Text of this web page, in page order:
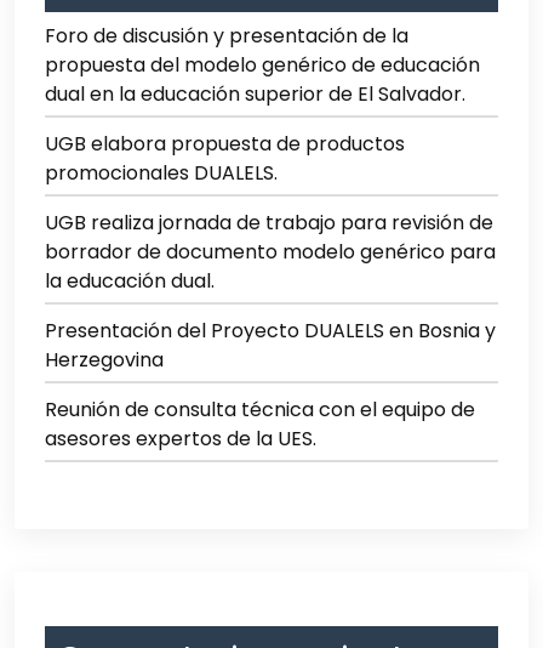
Foro de discusión y presentación de la
propuesta del modelo genérico de educación
dual en la educación superior de El Salvador.
UGB elabora propuesta de productos
promocionales DUALELS.
UGB realiza jornada de trabajo para revisión de
borrador de documento modelo genérico para
la educación dual.
Presentación del Proyecto DUALELS en Bosnia y
Herzegovina
Reunión de consulta técnica con el equipo de
asesores expertos de la UES.